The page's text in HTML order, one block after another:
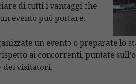
di tutti i vantaggi che
evento può portare.
un evento o preparate lo
ai concorrenti, puntate
dei visitatori.